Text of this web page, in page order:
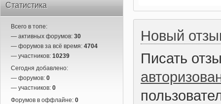
Статистика
Всего в топе:
— активных форумов: 30
— форумов за всё время: 4704
— участников: 10239
Сегодня добавлено:
— форумов: 0
— участников: 0
Форумов в оффлайне: 0
Новый
Писать